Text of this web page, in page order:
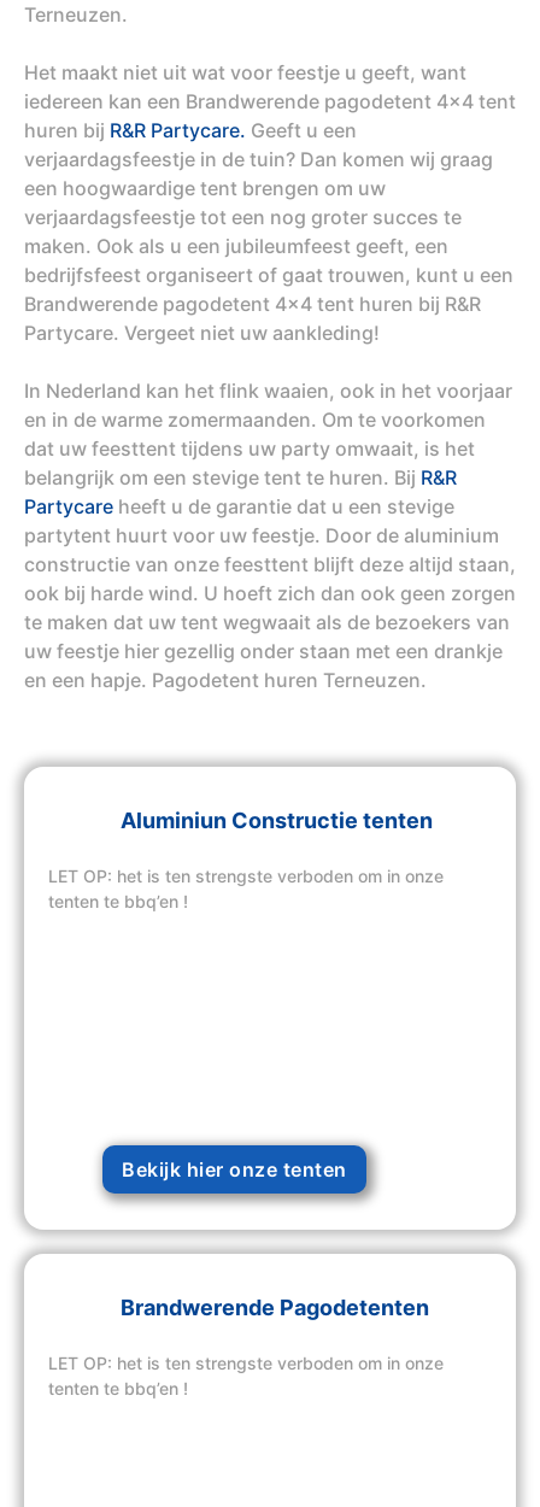
Terneuzen.
Het maakt niet uit wat voor feestje u geeft, want
iedereen kan een Brandwerende pagodetent 4x4 tent
huren bij R&R Partycare. Geeft u een
verjaardagsfeestje in de tuin? Dan komen wij graag
een hoogwaardige tent brengen om uw
verjaardagsfeestje tot een nog groter succes te
maken. Ook als u een jubileumfeest geeft, een
bedrijfsfeest organiseert of gaat trouwen, kunt u een
Brandwerende pagodetent 4x4 tent huren bij R&R
Partycare. Vergeet niet uw aankleding!
In Nederland kan het flink waaien, ook in het voorjaar
en in de warme zomermaanden. Om te voorkomen
dat uw feesttent tijdens uw party omwaait, is het
belangrijk om een stevige tent te huren. Bij R&R
Partycare heeft u de garantie dat u een stevige
partytent huurt voor uw feestje. Door de aluminium
constructie van onze feesttent blijft deze altijd staan,
ook bij harde wind. U hoeft zich dan ook geen zorgen
te maken dat uw tent wegwaait als de bezoekers van
uw feestje hier gezellig onder staan met een drankje
en een hapje. Pagodetent huren Terneuzen.
Aluminiun Constructie tenten
LET OP: het is ten strengste verboden om in onze
tenten te bbq’en !
Bekijk hier onze tenten
Brandwerende Pagodetenten
LET OP: het is ten strengste verboden om in onze
tenten te bbq’en !